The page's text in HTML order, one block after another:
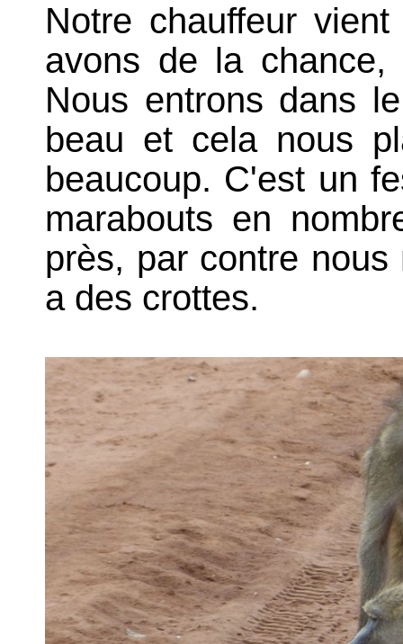
Notre chauffeur
avons de la
Nous entrons dans
beau et cela nous
beaucoup. C'est un
marabouts en
près, par contre
a des crottes.